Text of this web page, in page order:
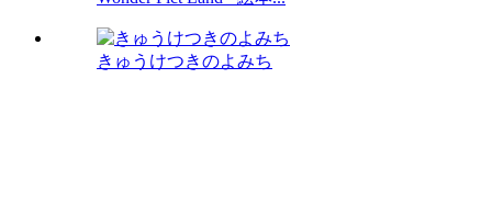
きゅうけつきのよみち